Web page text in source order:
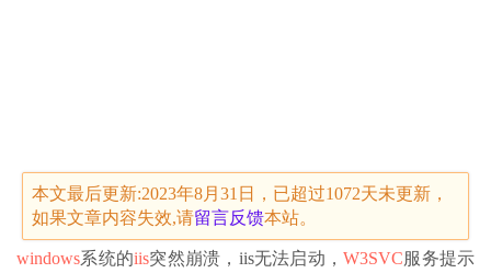
本文最后更新:2023年8月31日，已超过1072天未更新，
如果文章内容失效,请留言反馈本站。
windows系统的iis突然崩溃，iis无法启动， W3SVC服务提示